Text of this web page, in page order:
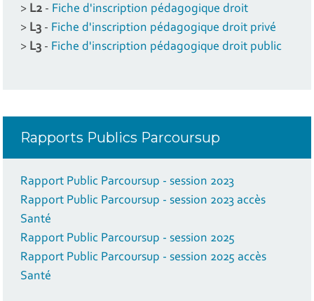
> L2 - Fiche d'inscription pédagogique droit
> L3 - Fiche d'inscription pédagogique droit privé
> L3 - Fiche d'inscription pédagogique droit public
Rapports Publics Parcoursup
Rapport Public Parcoursup - session 2023
Rapport Public Parcoursup - session 2023 accès
Santé
Rapport Public Parcoursup - session 2025
Rapport Public Parcoursup - session 2025 accès
Santé